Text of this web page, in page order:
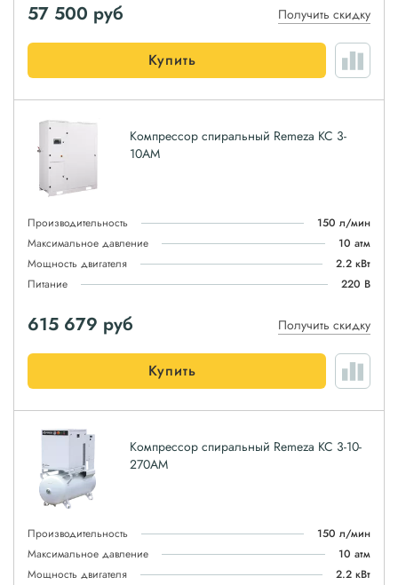
57 500 руб Получить скидку
Купить
Компрессор спиральный Remeza КС 3-
10АМ
Производительность
150 л/мин
Максимальное давление
10 атм
Мощность двигателя
2.2 кВт
Питание
220 В
615 679 руб Получить скидку
Купить
Компрессор спиральный Remeza КС 3-10-
270АМ
Производительность
150 л/мин
Максимальное давление
10 атм
Мощность двигателя
2.2 кВт